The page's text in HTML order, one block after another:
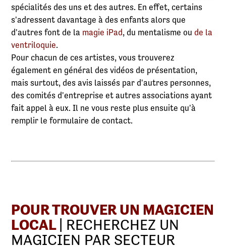
spécialités des uns et des autres. En effet, certains
s'adressent davantage à des enfants alors que
d'autres font de la magie iPad, du mentalisme oude la
ventriloquie.
Pour chacun de ces artistes, vous trouverez
également en général des vidéos de présentation,
mais surtout, des avis laissés par d'autres personnes,
des comités d'entreprise et autres associations ayant
fait appel à eux. Il ne vous reste plus ensuite qu'à
remplir le formulaire de contact.
POUR TROUVER UN MAGICIEN
LOCAL | RECHERCHEZ UN
MAGICIEN PAR SECTEUR